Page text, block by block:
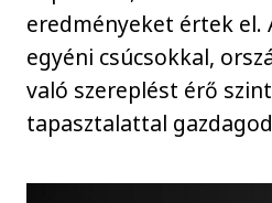
eredményeket értek el.
egyéni csúcsokkal,
való szereplést érő
tapasztalattal